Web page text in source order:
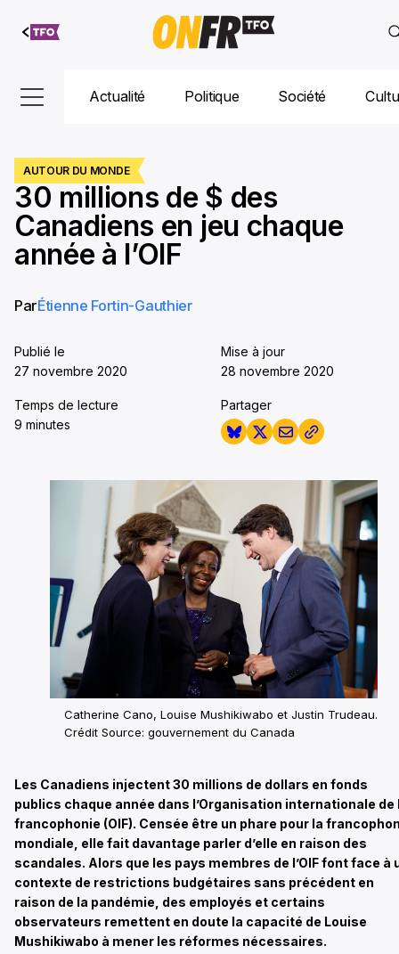
Aller au
contenu
Actualité Politique Société
AUTOUR DU MONDE
30 millions de $ des
Canadiens en jeu chaque
année à l’OIF
ParÉtienne Fortin-Gauthier
Publié le
27 novembre 2020
Mise à jour
28 novembre 2020
Temps de lecture
9 minutes
Partager
Catherine Cano, Louise Mushikiwabo et Justin Trudeau.
Crédit Source: gouvernement du Canada
Les Canadiens injectent 30 millions de dollars en fonds
publics chaque année dans l’Organisation internationale de
francophonie (OIF). Censée être un phare pour la
mondiale, elle fait davantage parler d’elle en raison des
scandales. Alors que les pays membres de l’OIF font face à
contexte de restrictions budgétaires sans précédent en
raison de la pandémie, des employés et certains
observateurs remettent en doute la capacité de Louise
Mushikiwabo à mener les réformes nécessaires.